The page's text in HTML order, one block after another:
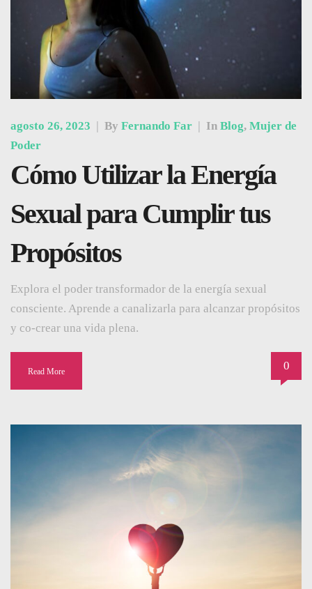
agosto 26, 2023 | By Fernando Far | In Blog, Mujer de
Poder
Cómo Utilizar la Energía
Sexual para Cumplir tus
Propósitos
Explora el poder transformador de la energía sexual
consciente. Aprende a canalizarla para alcanzar propósitos
y co-crear una vida plena.
Read More 0